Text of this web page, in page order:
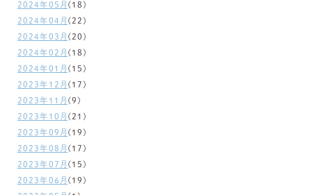
2024年05月 (18)
2024年04月 (22)
2024年03月 (20)
2024年02月 (18)
2024年01月 (15)
2023年12月 (17)
2023年11月 (9)
2023年10月 (21)
2023年09月 (19)
2023年08月 (17)
2023年07月 (15)
2023年06月 (19)